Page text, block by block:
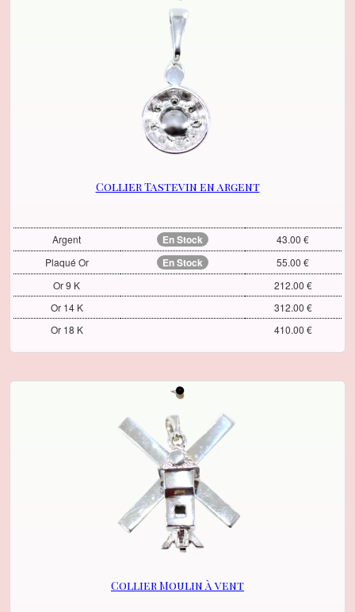
Collier Tastevin en argent
Argent En Stock
43.00 €
Plaqué Or
En Stock
55.00 €
Or 9 K
212.00 €
Or 14 K
312.00 €
Or 18 K
410.00 €
Collier Moulin à vent